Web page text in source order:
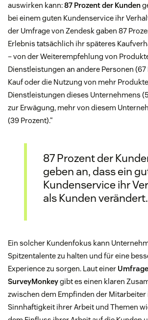
auswirken kann:87 Prozent der Kunden
bei einem guten Kundenservice ihr
der Umfrage von Zendesk gaben 87
Erlebnis tatsächlich ihr späteres
– von der Weiterempfehlung von
Dienstleistungen an andere Personen
Kauf oder die Nutzung von mehr
Dienstleistungen dieses Unternehmens
zur Erwägung, mehr von diesem
(39 Prozent).“
87 Prozent der
geben an, dass ein
Kundenservice ihr
als Kunden verändert.
Ein solcher Kundenfokus kann
Spitzentalente zu halten und für eine
Experience zu sorgen. Laut einer
SurveyMonkeygibt es einen klaren
zwischen dem Empfinden der Mitarbeiter
Sinnhaftigkeit ihrer Arbeit und Themen